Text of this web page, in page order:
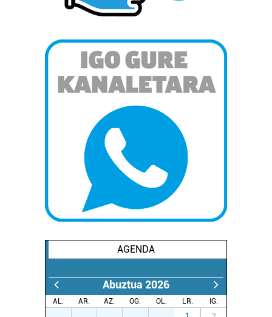
AGENDA
Abuztua 2026
AL. AR. AZ. OG. OL. LR.
IG.